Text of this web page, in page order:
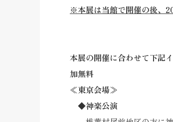
※本展は当館で開催の後、
本展の開催に合わせて下記
加無料
≪東京会場≫
◆神楽公演